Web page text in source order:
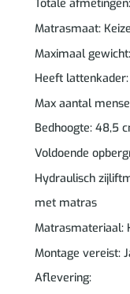
Totale
Matrasmaat:
Maximaal
Heeft lattenkader:
Max aantal
Bedhoogte: 48,5
Voldoende
Hydraulisch
met matras
Matrasmateriaal:
Montage vereist:
Aflevering: